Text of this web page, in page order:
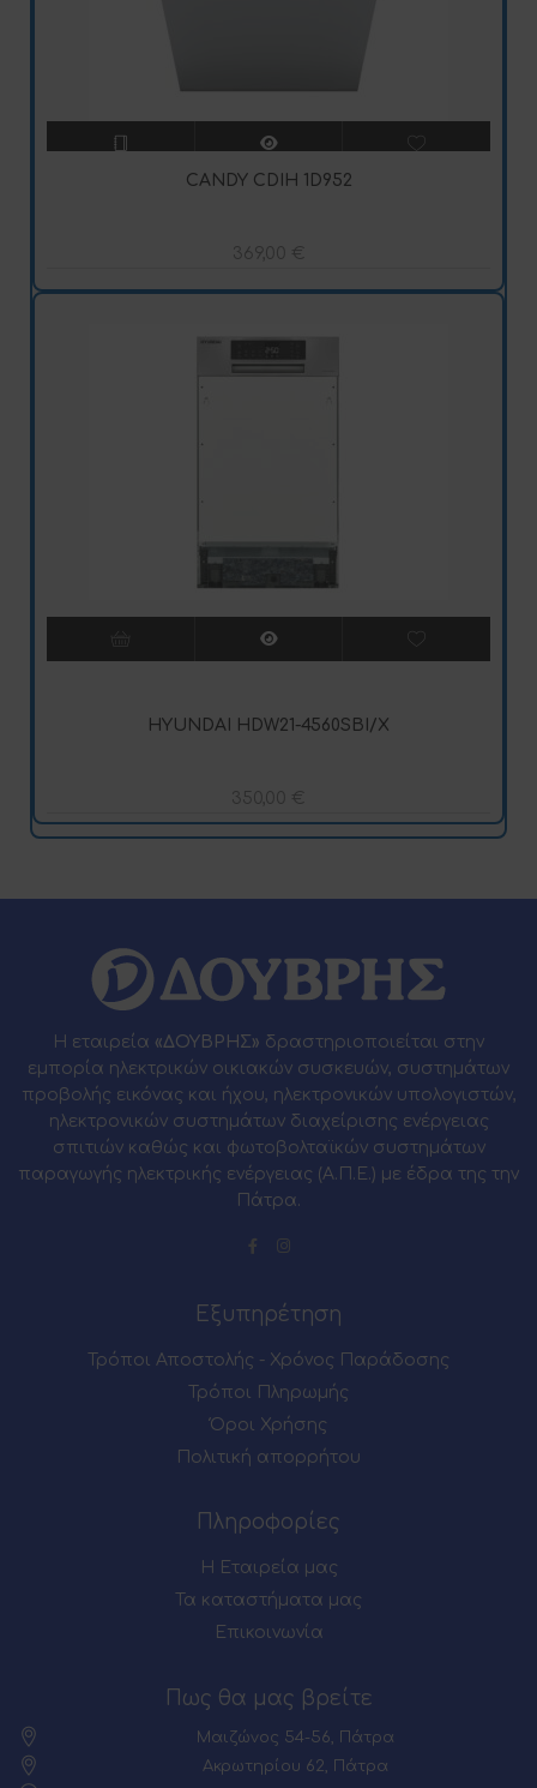
CANDY CDIH 1D952
369,00 €
HYUNDAI HDW21-4560SBI/X
350,00 €
Η εταιρεία «ΔΟΥΒΡΗΣ» δραστηριοποιείται στην
εμπορία ηλεκτρικών οικιακών συσκευών, συστημάτων
προβολής εικόνας και ήχου, ηλεκτρονικών υπολογιστών,
ηλεκτρονικών συστημάτων διαχείρισης ενέργειας
σπιτιών καθώς και φωτοβολταϊκών συστημάτων
παραγωγής ηλεκτρικής ενέργειας (Α.Π.Ε.) με έδρα της την
Πάτρα.
Εξυπηρέτηση
Τρόποι Αποστολής - Χρόνος Παράδοσης
Τρόποι Πληρωμής
Όροι Χρήσης
Πολιτική απορρήτου
Πληροφορίες
Η Εταιρεία μας
Τα καταστήματα μας
Επικοινωνία
Πως θα μας βρείτε
Μαιζώνος 54-56, Πάτρα
Ακρωτηρίου 62, Πάτρα